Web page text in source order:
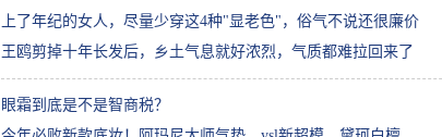
上了年纪的女人，尽量少穿这4种"显老色"，俗气不说还很廉价
王鸥剪掉十年长发后，乡土气息就好浓烈，气质都难拉回来了
眼霜到底是不是智商税？